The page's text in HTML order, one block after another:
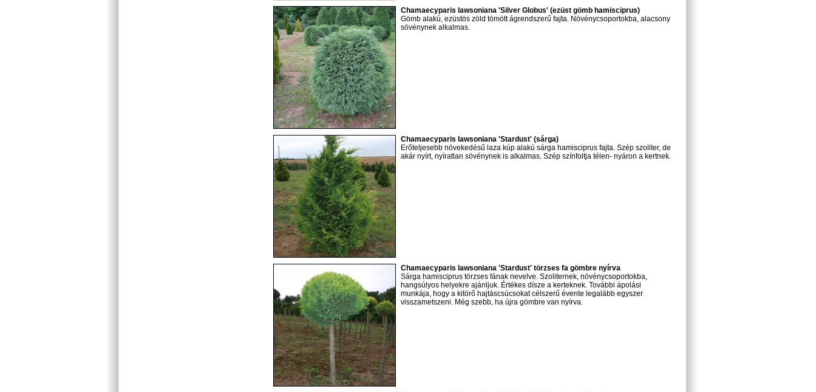
Chamaecyparis lawsoniana 'Silver Globus' (ezüst gömb hamisciprus)
Gömb alakú, ezüstös zöld tömött ágrendszerű fajta. Növénycsoportokba, alacsony
sövénynek alkalmas.
Chamaecyparis lawsoniana 'Stardust' (sárga)
Erőteljesebb növekedésű laza kúp alakú sárga hamisciprus fajta. Szép szoliter, de
akár nyírt, nyíratlan sövénynek is alkalmas. Szép színfoltja télen- nyáron a kertnek.
Chamaecyparis lawsoniana 'Stardust' törzses fa gömbre nyírva
Sárga hamisciprus törzses fának nevelve. Szoliternek, növénycsoportokba,
hangsúlyos helyekre ajánljuk. Értékes dísze a kerteknek. További ápolási
munkája, hogy a kitörő hajtáscsúcsokat célszerű évente legalább egyszer
visszametszeni. Még szebb, ha újra gömbre van nyírva.